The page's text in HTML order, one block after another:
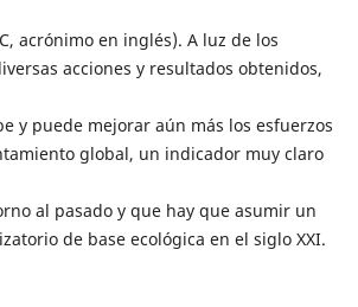
acrónimo en inglés). A luz de los
acciones y resultados obtenidos,
y puede mejorar aún más los esfuerzos
global, un indicador muy claro
al pasado y que hay que asumir un
de base ecológica en el siglo XXI.